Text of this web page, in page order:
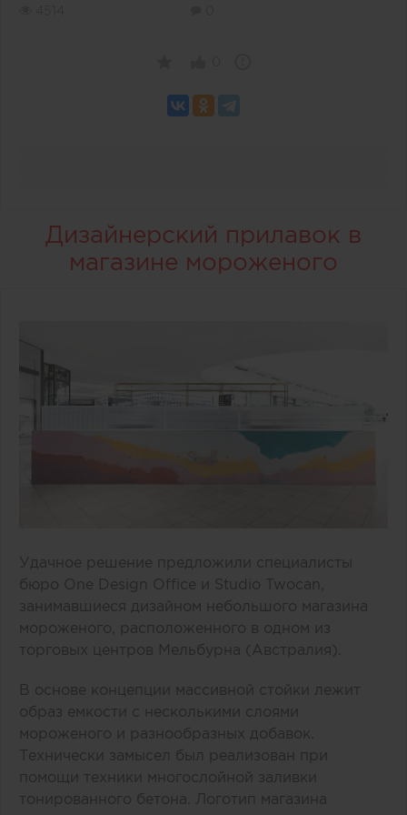
Дизайнерский прилавок в
магазине мороженого
Удачное решение предложили специалисты
бюро One Design Office и Studio Twocan,
занимавшиеся дизайном небольшого магазина
мороженого, расположенного в одном из
торговых центров Мельбурна (Австралия).
В основе концепции массивной стойки лежит
образ емкости с несколькими слоями
мороженого и разнообразных добавок.
Технически замысел был реализован при
помощи техники многослойной заливки
тонированного бетона. Логотип магазина